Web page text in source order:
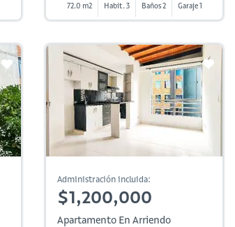
72.0 m2 Habit. 3 Baños 2 Garaje 1
Administración incluida:
$1,200,000
Apartamento En Arriendo